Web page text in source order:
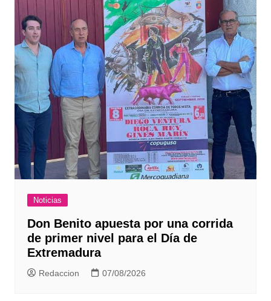
Noticias
Don Benito apuesta por una corrida
de primer nivel para el Día de
Extremadura
Redaccion 07/08/2026